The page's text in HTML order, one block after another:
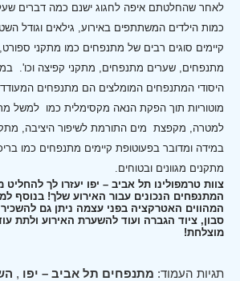
לאחר שהחלטתם איפה לחגוג ישנם כמה דברים
כמות הילדים המשתתפים באירוע, גילאים וגודל
קיימים סוגים רבים של מתנפחים כמו מתקני
מתנפחים, שערים מתנפחים, מתקני קפיצה וכו'.
היסודי המתנפחים המומלצים הם מתנפחים
מוטוריות תוך הפקת הנאה מקסימלית כמו למשל
למטרה, מקפצת מים התורמת לשיפור היציבה,
במידה ומדובר בפעוטופת קיימים מתנפחים כמו
מתקנים מגוונים ובטוחים.
צוות טרמפולינו תל אביב – יפו יעזרו לך
המתנפחים הנכונים עבור האירוע שלך! בנוסף
המהווים האטרקציה בפני עצמה ניתן גם להשכיר
סבון, ציוד הגברה ועוד להשערת האירוע ולתת
מוצלחת!
תגיות העמוד: מתנפחים תל אביב – יפו ,